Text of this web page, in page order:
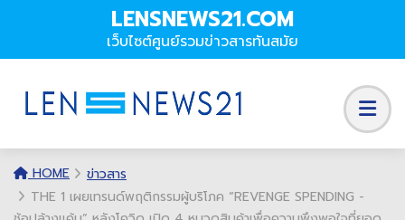
LENSNEWS21.COM
เว็บไซต์ศูนย์รวมข่าวสารทันสมัย
HOME
ข่าวสาร
THE 1 เผยเทรนด์พฤติกรรมผู้บริโภค “REVENGE SPENDING -